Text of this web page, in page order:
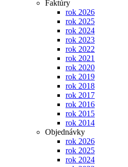
Faktúry
rok 2026
rok 2025
rok 2024
rok 2023
rok 2022
rok 2021
rok 2020
rok 2019
rok 2018
rok 2017
rok 2016
rok 2015
rok 2014
Objednávky
rok 2026
rok 2025
rok 2024